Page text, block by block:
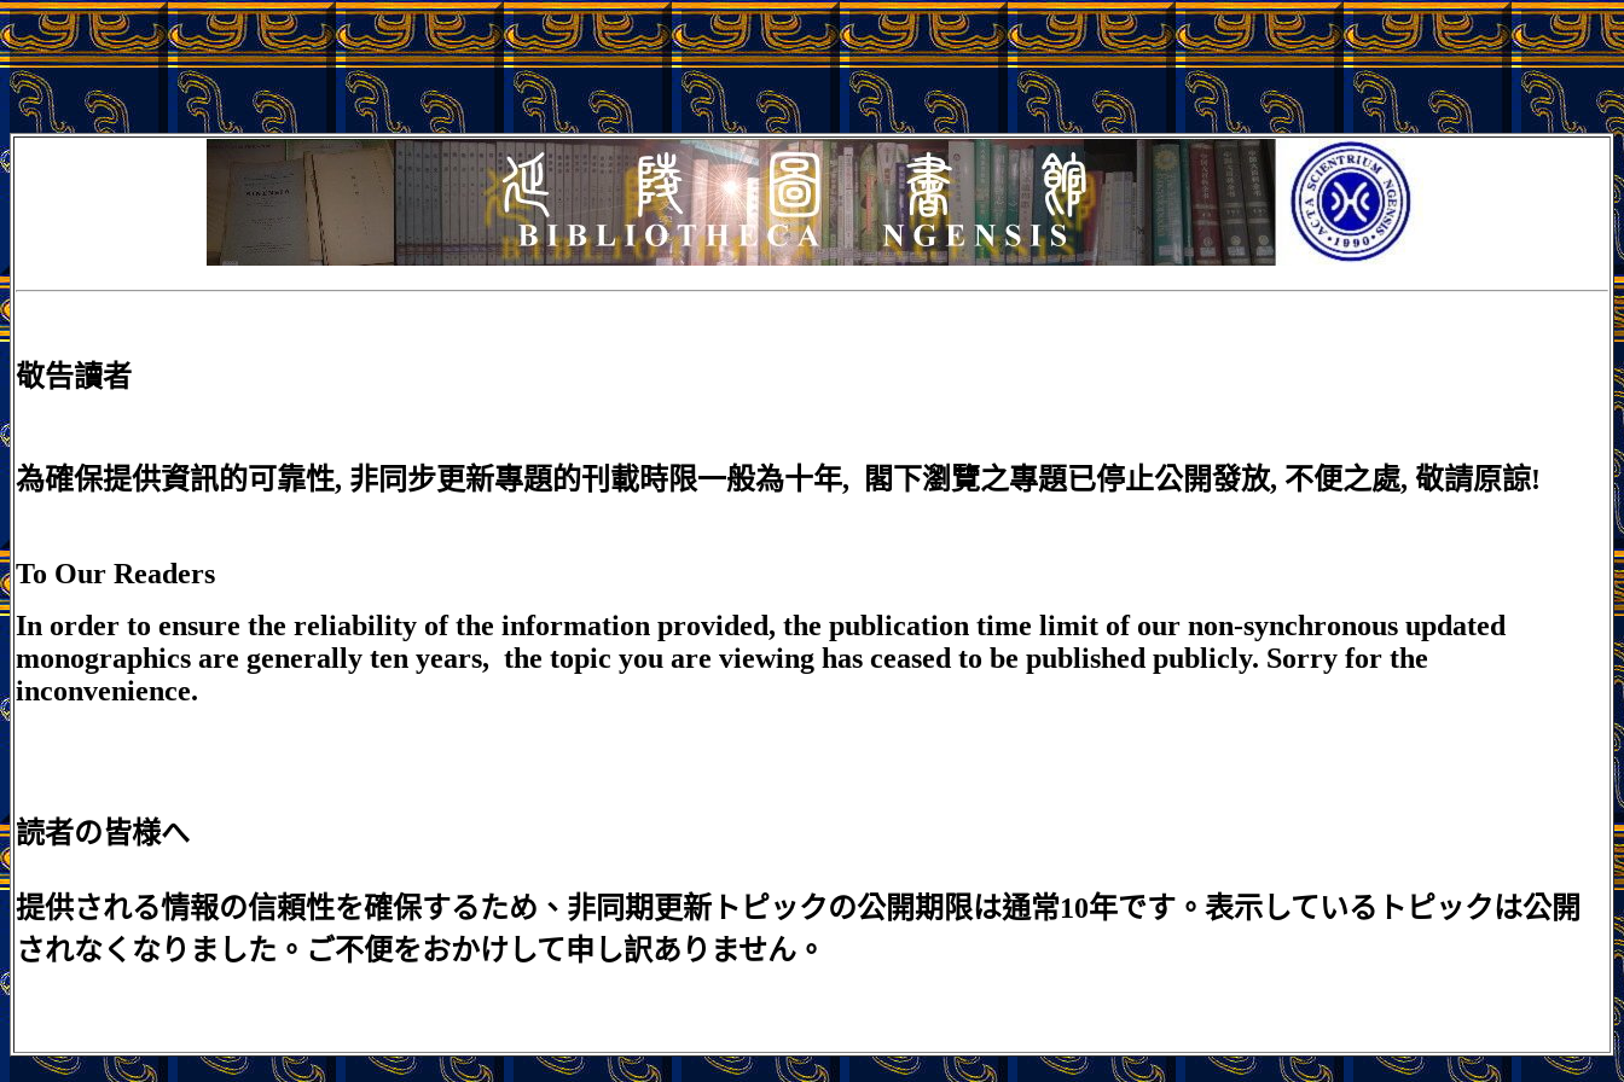
敬告讀者
為確保提供資訊的可靠性, 非同步更新專題的刊載時限一般為十年, 閣下瀏覽之專題已停止公開發放, 不便之處, 敬請原諒!
To Our Readers
In order to ensure the reliability of the information provided, the publication time limit of our non-synchronous updated
monographics are generally ten years, the topic you are viewing has ceased to be published publicly. Sorry for the
inconvenience.
読者の皆様へ
提供される情報の信頼性を確保するため、非同期更新トピックの公開期限は通常10年です。表示しているトピックは公開
されなくなりました。ご不便をおかけして申し訳ありません。